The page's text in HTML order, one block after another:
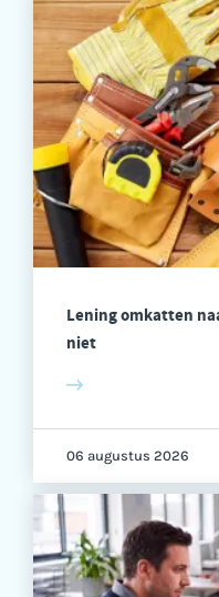
Lening omkatten
niet
06 augustus 2026